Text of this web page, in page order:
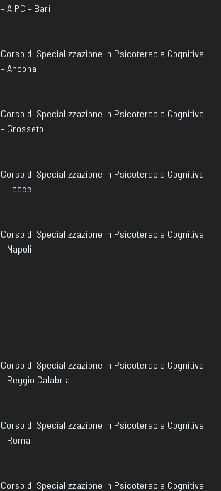
– AIPC – Bari
Corso di Specializzazione in Psicoterapia Cognitiva
– Ancona
Corso di Specializzazione in Psicoterapia Cognitiva
– Grosseto
Corso di Specializzazione in Psicoterapia Cognitiva
– Lecce
Corso di Specializzazione in Psicoterapia Cognitiva
– Napoli
Corso di Specializzazione in Psicoterapia Cognitiva
– Reggio Calabria
Corso di Specializzazione in Psicoterapia Cognitiva
– Roma
Corso di Specializzazione in Psicoterapia Cognitiva